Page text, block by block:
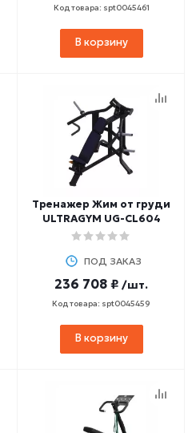
Код товара: spt0045461
В корзину
Тренажер Жим от груди
ULTRAGYM UG-CL604
ПОД ЗАКАЗ
236 708 ₽ /шт.
Код товара: spt0045459
В корзину